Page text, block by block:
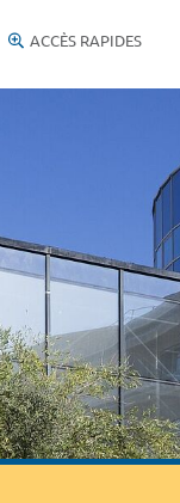
ACCÈS RAPIDES